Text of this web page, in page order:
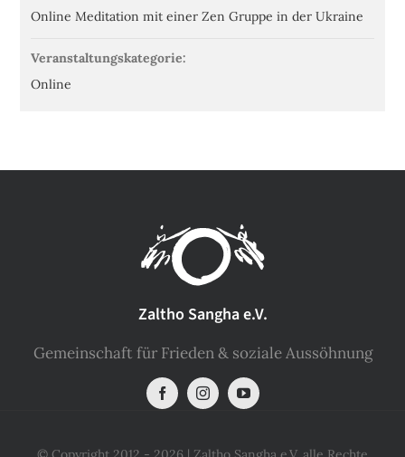
Online Meditation mit einer Zen Gruppe in der Ukraine
Veranstaltungskategorie:
Online
Zaltho Sangha e.V.
Gemeinschaft für Frieden & soziale Aussöhnung